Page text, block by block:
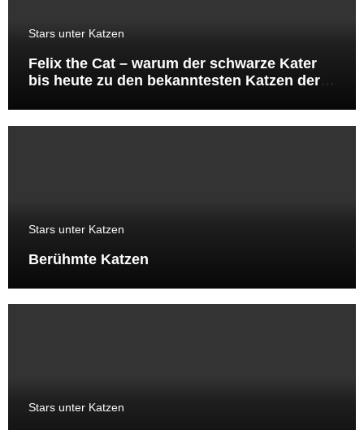
Stars unter Katzen
Felix the Cat – warum der schwarze Kater
bis heute zu den bekanntesten Katzen der
Stars unter Katzen
Berühmte Katzen
Stars unter Katzen